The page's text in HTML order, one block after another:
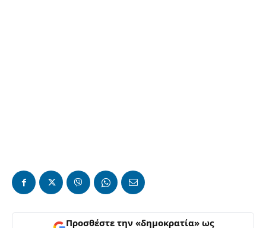
Προσθέστε την «δημοκρατία» ως